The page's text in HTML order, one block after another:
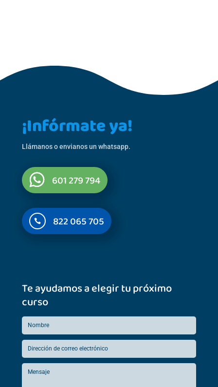
¡Infórmate ya!
Llámanos o envianos un whatsapp.
601 279 794
 822 065 705
Te ayudamos a elegir tu próximo
curso